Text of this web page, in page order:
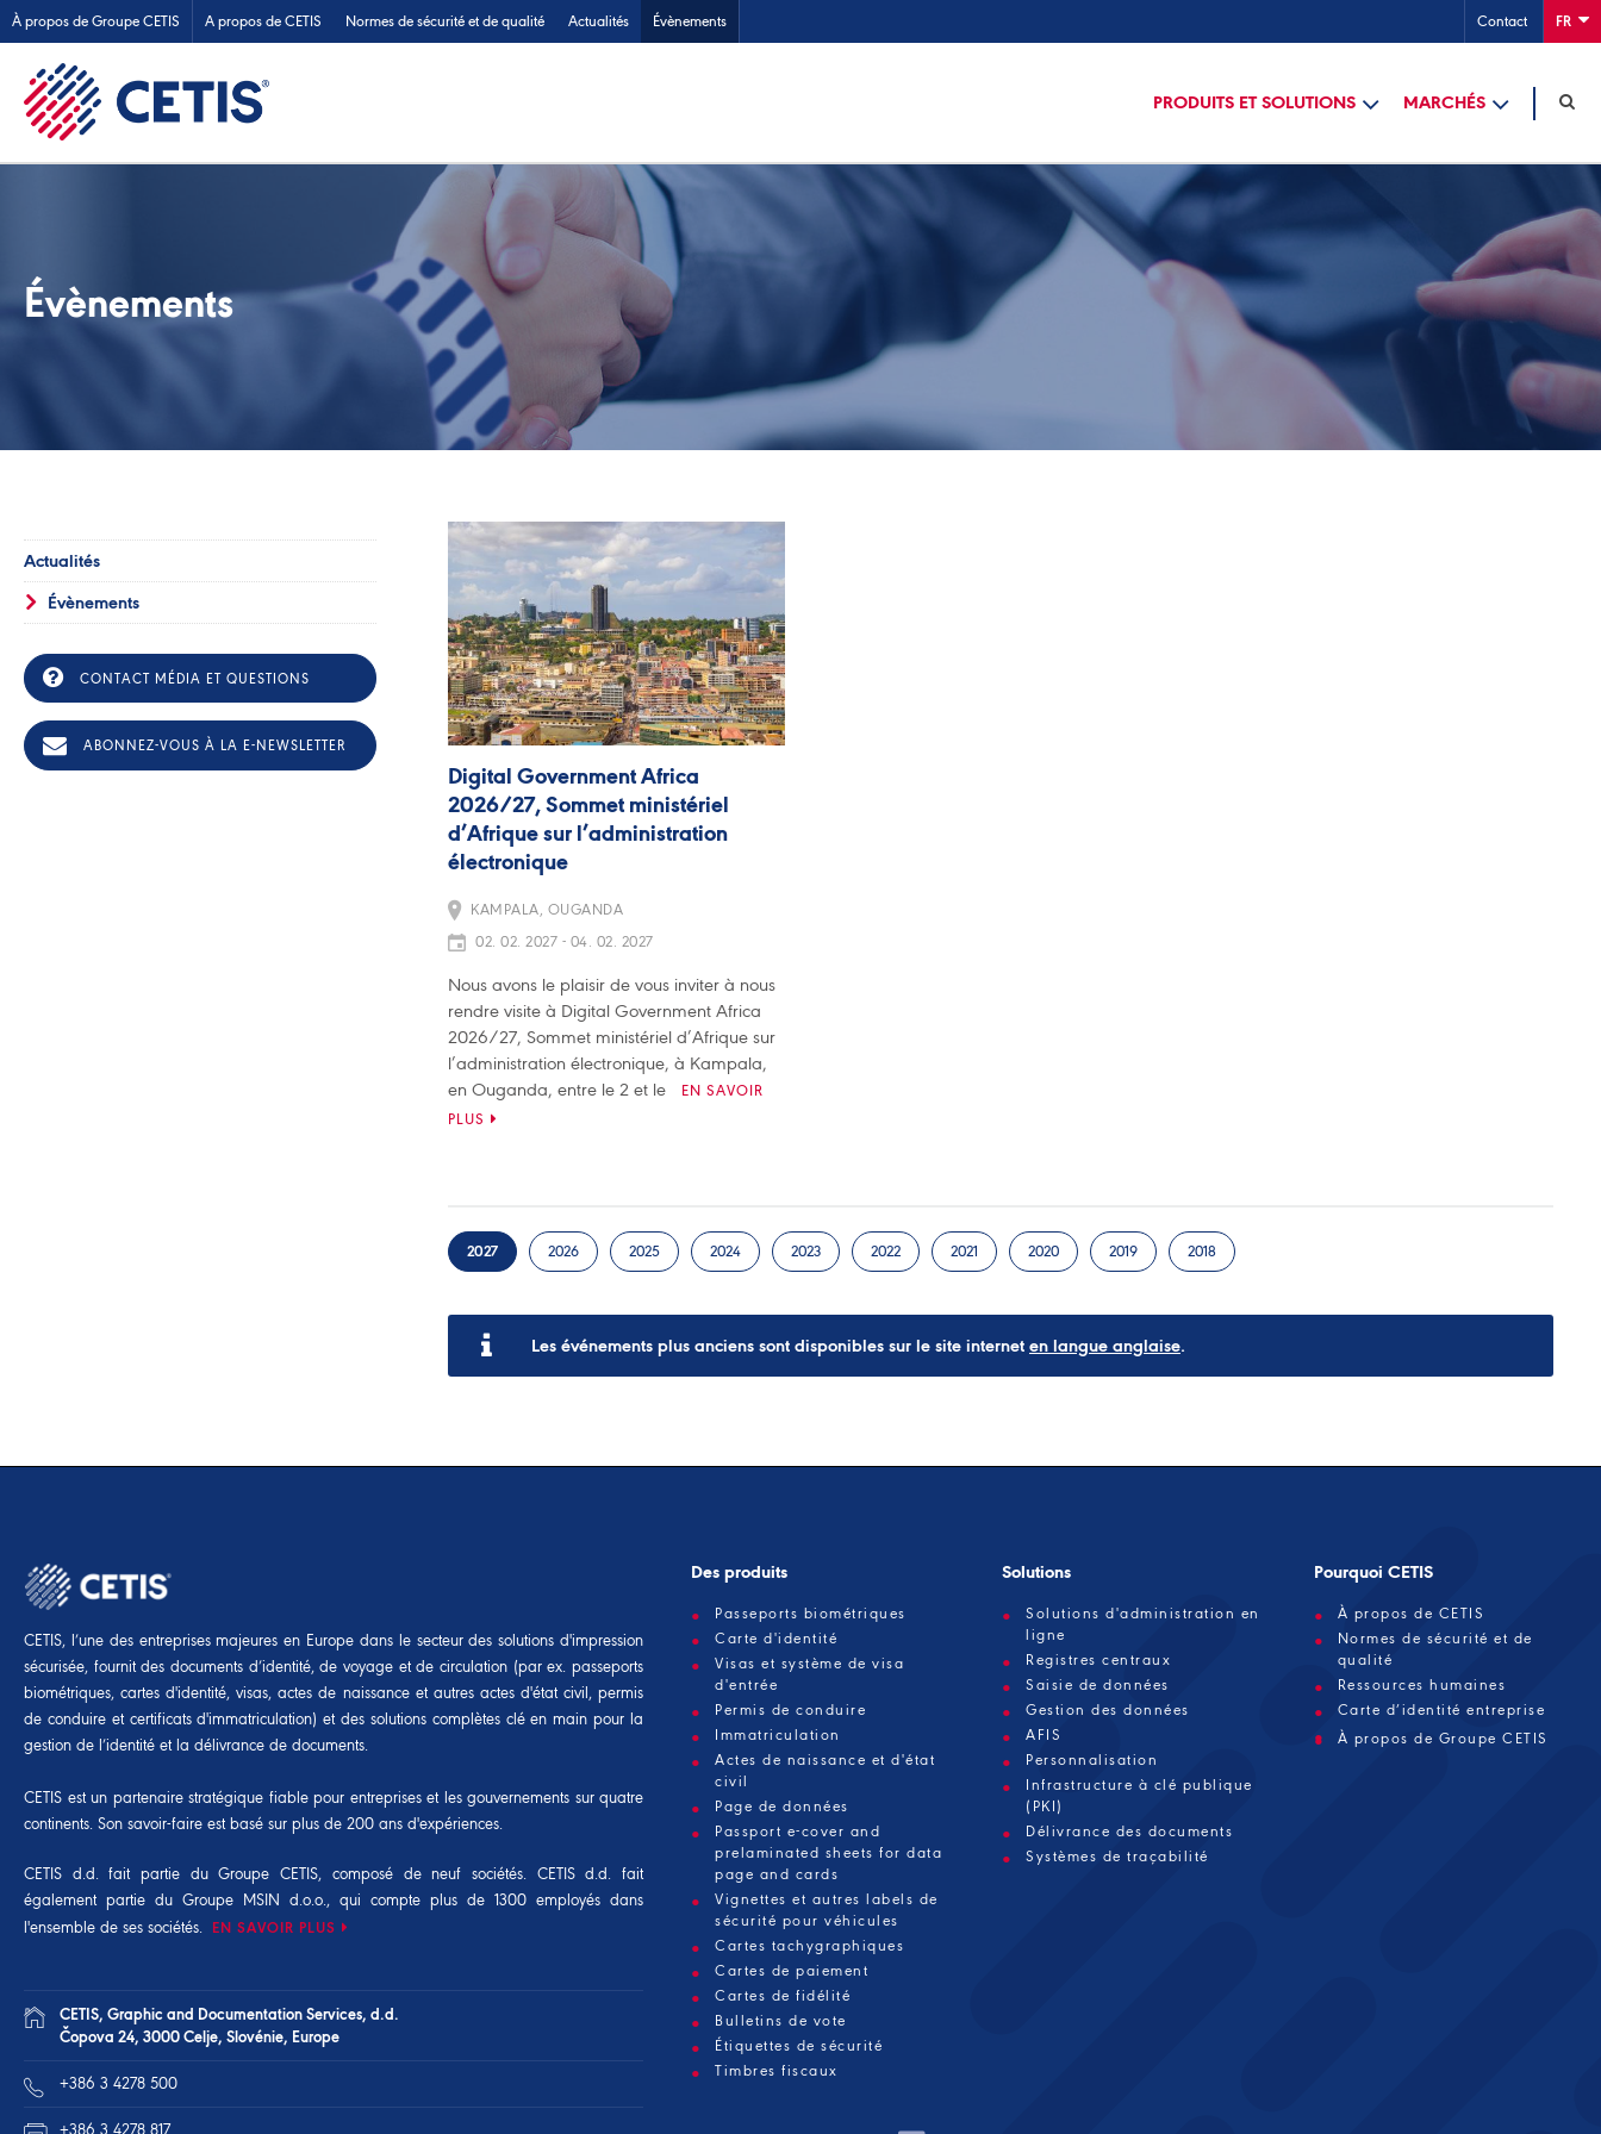
À propos de Groupe CETIS A propos de CETIS Normes de sécurité et de qualité Actualités Évènements Contact FR
PRODUITS ET SOLUTIONS MARCHÉS
Évènements
Actualités
Évènements
CONTACT MÉDIA ET QUESTIONS
ABONNEZ-VOUS À LA E-NEWSLETTER
Digital Government Africa
2026/27, Sommet ministériel
d’Afrique sur l’administration
électronique
KAMPALA, OUGANDA
02. 02. 2027 - 04. 02. 2027
Nous avons le plaisir de vous inviter à nous
rendre visite à Digital Government Africa
2026/27, Sommet ministériel d’Afrique sur
l’administration électronique, à Kampala,
en Ouganda, entre le 2 et le
EN SAVOIR
PLUS
2027 2026 2025 2024 2023 2022 2021 2020 2019 2018
Les événements plus anciens sont disponibles sur le site internet en langue anglaise.
CETIS, l’une des entreprises majeures en Europe dans le secteur des solutions d'impression
sécurisée, fournit des documents d’identité, de voyage et de circulation (par ex. passeports
biométriques, cartes d'identité, visas, actes de naissance et autres actes d'état civil, permis
de conduire et certificats d'immatriculation) et des solutions complètes clé en main pour la
gestion de l’identité et la délivrance de documents.
CETIS est un partenaire stratégique fiable pour entreprises et les gouvernements sur quatre
continents. Son savoir-faire est basé sur plus de 200 ans d'expériences.
CETIS d.d. fait partie duGroupe CETIS, composé de neuf sociétés. CETIS d.d. fait
également partie du Groupe MSIN d.o.o., qui compte plus de 1300 employés dans
l'ensemble de ses sociétés. EN SAVOIR PLUS
CETIS, Graphic and Documentation Services, d.d.
Čopova 24, 3000 Celje, Slovénie, Europe
+386 3 4278 500
+386 3 4278 817
Des produits
Passeports biométriques
Carte d'identité
Visas et système de visa
d'entrée
Permis de conduire
Immatriculation
Actes de naissance et d'état
civil
Page de données
Passport e-cover and
prelaminated sheets for data
page and cards
Vignettes et autres labels de
sécurité pour véhicules
Cartes tachygraphiques
Cartes de paiement
Cartes de fidélité
Bulletins de vote
Étiquettes de sécurité
Timbres fiscaux
Solutions
Solutions d'administration en
ligne
Registres centraux
Saisie de données
Gestion des données
AFIS
Personnalisation
Infrastructure à clé publique
(PKI)
Délivrance des documents
Systèmes de traçabilité
Pourquoi CETIS
À propos de CETIS
Normes de sécurité et de
qualité
Ressources humaines
Carte d’identité entreprise
À propos de Groupe CETIS